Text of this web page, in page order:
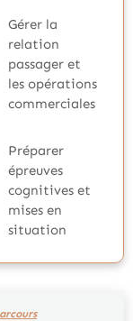
Gérer la
relation
passager et
les opérations
commerciales
Préparer
épreuves
cognitives et
mises en
situation